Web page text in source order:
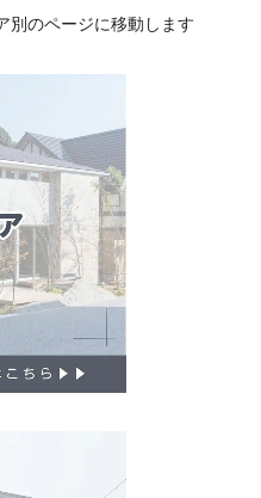
別のページに移動します